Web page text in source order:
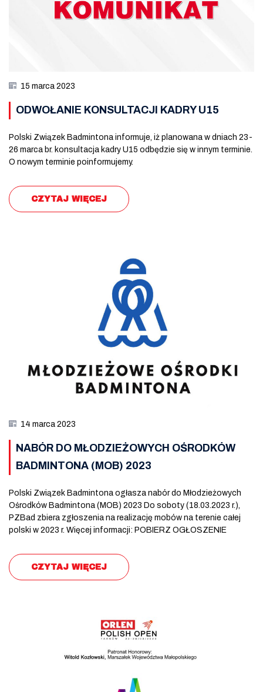
15 marca 2023
ODWOŁANIE KONSULTACJI KADRY U15
Polski Związek Badmintona informuje, iż planowana w dniach 23-
26 marca br. konsultacja kadry U15 odbędzie się w innym terminie.
O nowym terminie poinformujemy.
CZYTAJ WIĘCEJ
14 marca 2023
NABÓR DO MŁODZIEŻOWYCH OŚRODKÓW
BADMINTONA (MOB) 2023
Polski Związek Badmintona ogłasza nabór do Młodzieżowych
Ośrodków Badmintona (MOB) 2023 Do soboty (18.03.2023 r.),
PZBad zbiera zgłoszenia na realizację mobów na terenie całej
polski w 2023 r. Więcej informacji: POBIERZ OGŁOSZENIE
CZYTAJ WIĘCEJ